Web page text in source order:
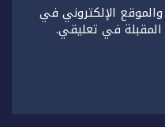
الإلكتروني في
في تعليقي.